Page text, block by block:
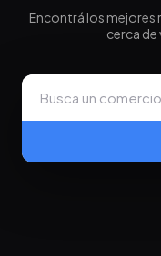
Encontrá los mejores
cerca de